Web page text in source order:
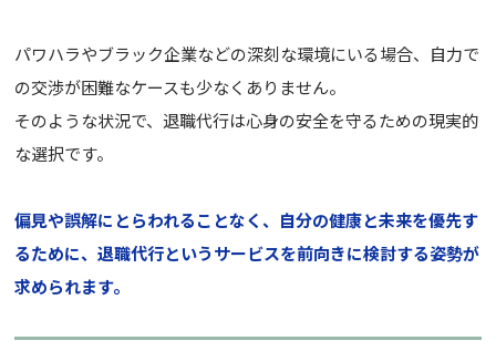
パワハラやブラック企業などの深刻な環境にいる場合、自力で
の交渉が困難なケースも少なくありません。
そのような状況で、退職代行は心身の安全を守るための現実的
な選択です。
偏見や誤解にとらわれることなく、自分の健康と未来を優先す
るために、退職代行というサービスを前向きに検討する姿勢が
求められます。